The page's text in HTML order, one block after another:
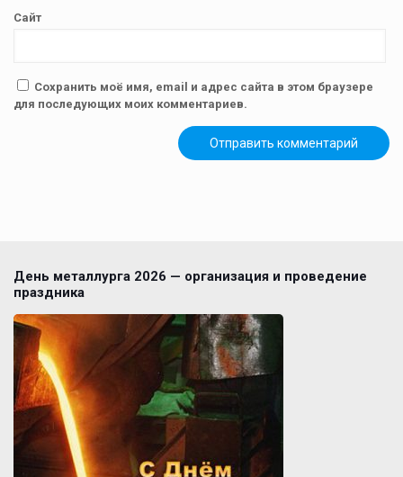
Сайт
Сохранить моё имя, email и адрес сайта в этом браузере
для последующих моих комментариев.
День металлурга 2026 — организация и проведение
праздника